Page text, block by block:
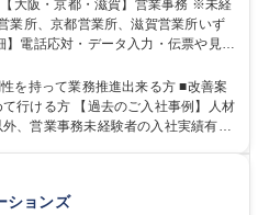
電話応対・データ入力・伝票や見積
業所内で発生する事務業務や業務改
す。業務システムがきちんと構築さ
ることができる環境です。また、
事務 ※未経験可
を持って業務推進出来る方 ■改善案
行ける方 【過去のご入社事例】人材
、営業事務未経験者の入社実績有
能動的なサポート、改善の動きも期
として、チームに貢献し、結果的に
ションズ